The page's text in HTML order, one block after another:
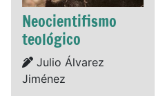
Neocientifismo
teológico
Details
Julio Álvarez
Jiménez